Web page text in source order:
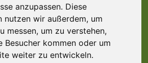
anzupassen. Diese
nutzen wir außerdem, um
messen, um zu verstehen,
Besucher kommen oder um
weiter zu entwickeln.